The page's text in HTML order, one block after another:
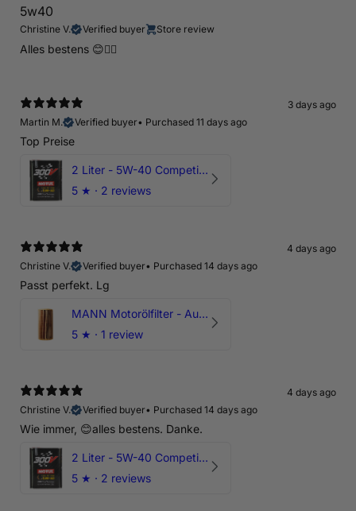
5w40
Christine V. Verified buyer Store review
Alles bestens 😊👍🏻
3 days ago
Martin M.
Verified buyer• Purchased 11 days ago
Top Preise
2 Liter - 5W-40 Competition 300V Motul Motoröl
5 ★ · 2 reviews
4 days ago
Christine V.
Verified buyer• Purchased 14 days ago
Passt perfekt. Lg
MANN Motorölfilter - Audi RS3 TTRS RSQ3 VZ5 - DAZ DNW
5 ★ · 1 review
4 days ago
Christine V.
Verified buyer• Purchased 14 days ago
Wie immer, 😊alles bestens. Danke.
2 Liter - 5W-40 Competition 300V Motul Motoröl
5 ★ · 2 reviews